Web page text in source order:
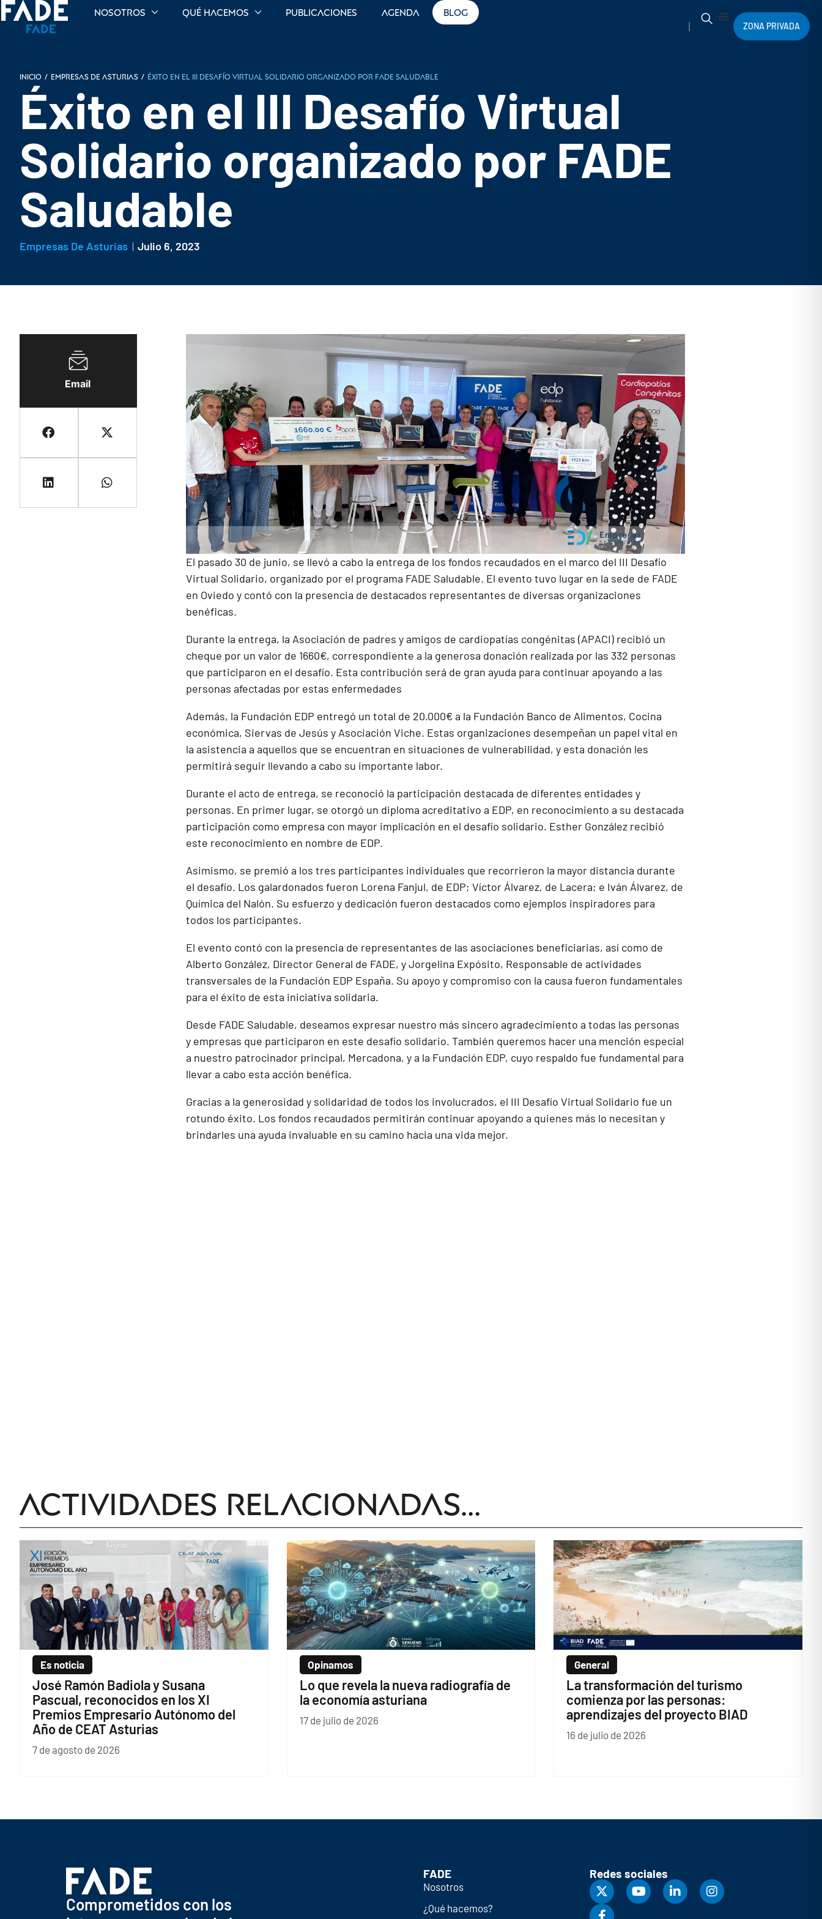
Nosotros Qué hacemos Publicaciones Agenda Blog
ZONA PRIVADA
INICIO / Empresas de Asturias / Éxito en el III Desafío Virtual Solidario organizado por FADE Saludable
Éxito en el III Desafío Virtual
Solidario organizado por FADE
Saludable
Empresas De Asturias Julio 6, 2023
Email
El pasado 30 de junio, se llevó a cabo la entrega de los fondos recaudados en el marco del III Desafío
Virtual Solidario, organizado por el programa FADE Saludable. El evento tuvo lugar en la sede de FADE
en Oviedo y contó con la presencia de destacados representantes de diversas organizaciones
benéficas.
Durante la entrega, la Asociación de padres y amigos de cardiopatías congénitas (APACI) recibió un
cheque por un valor de 1660€, correspondiente a la generosa donación realizada por las 332 personas
que participaron en el desafío. Esta contribución será de gran ayuda para continuar apoyando a las
personas afectadas por estas enfermedades
Además, la Fundación EDP entregó un total de 20.000€ a la Fundación Banco de Alimentos, Cocina
económica, Siervas de Jesús y Asociación Viche. Estas organizaciones desempeñan un papel vital en
la asistencia a aquellos que se encuentran en situaciones de vulnerabilidad, y esta donación les
permitirá seguir llevando a cabo su importante labor.
Durante el acto de entrega, se reconoció la participación destacada de diferentes entidades y
personas. En primer lugar, se otorgó un diploma acreditativo a EDP, en reconocimiento a su destacada
participación como empresa con mayor implicación en el desafío solidario. Esther González recibió
este reconocimiento en nombre de EDP.
Asimismo, se premió a los tres participantes individuales que recorrieron la mayor distancia durante
el desafío. Los galardonados fueron Lorena Fanjul, de EDP; Víctor Álvarez, de Lacera; e Iván Álvarez, de
Química del Nalón. Su esfuerzo y dedicación fueron destacados como ejemplos inspiradores para
todos los participantes.
El evento contó con la presencia de representantes de las asociaciones beneficiarias, así como de
Alberto González, Director General de FADE, y Jorgelina Expósito, Responsable de actividades
transversales de la Fundación EDP España. Su apoyo y compromiso con la causa fueron fundamentales
para el éxito de esta iniciativa solidaria.
Desde FADE Saludable, deseamos expresar nuestro más sincero agradecimiento a todas las personas
y empresas que participaron en este desafío solidario. También queremos hacer una mención especial
a nuestro patrocinador principal, Mercadona, y a la Fundación EDP, cuyo respaldo fue fundamental para
llevar a cabo esta acción benéfica.
Gracias a la generosidad y solidaridad de todos los involucrados, el III Desafío Virtual Solidario fue un
rotundo éxito. Los fondos recaudados permitirán continuar apoyando a quienes más lo necesitan y
brindarles una ayuda invaluable en su camino hacia una vida mejor.
Actividades relacionadas...
Es noticia
José Ramón Badiola y Susana
Pascual, reconocidos en los XI
Premios Empresario Autónomo del
Año de CEAT Asturias
7 de agosto de 2026
Opinamos
Lo que revela la nueva radiografía de
la economía asturiana
17 de julio de 2026
General
La transformación del turismo
comienza por las personas:
aprendizajes del proyecto BIAD
16 de julio de 2026
Comprometidos con los
FADE
Nosotros
¿Qué hacemos?
Redes sociales